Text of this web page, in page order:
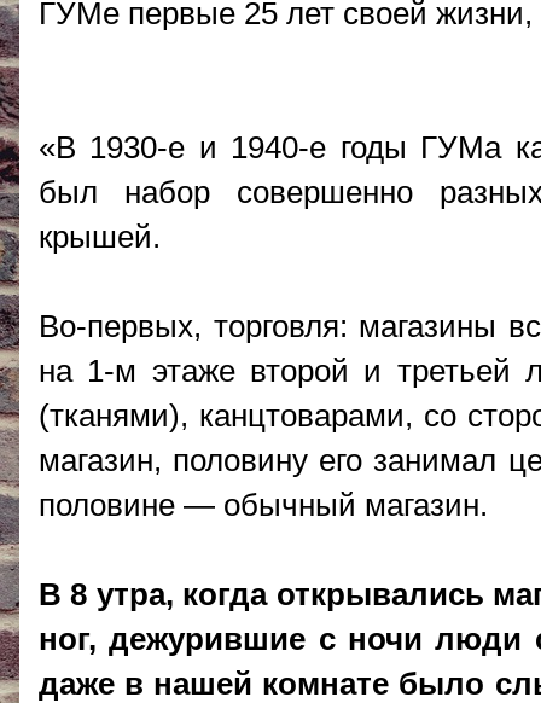
ГУМе первые 25 лет своей жизни,
«В 1930-е и 1940-е годы ГУМа
был набор совершенно
крышей.
Во-первых, торговля: магазины
на 1-м этаже второй и третьей
(тканями), канцтоварами, со
магазин, половину его занимал
половине — обычный магазин.
В 8 утра, когда открывались
ног, дежурившие с ночи
даже в нашей комнате было